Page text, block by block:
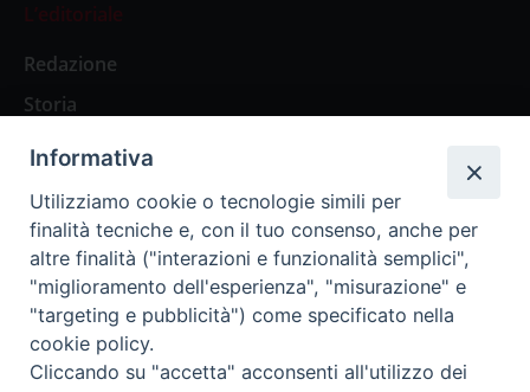
L’editoriale
Redazione
Storia
Abbonamenti
Abbonamento Annuale Digitale
Abbonamento Annuale Cartaceo
Abbonamento Singola Copia Digitale
Informativa
Utilizziamo cookie o tecnologie simili per
finalità tecniche e, con il tuo consenso, anche per
altre finalità ("interazioni e funzionalità semplici",
"miglioramento dell'esperienza", "misurazione" e
"targeting e pubblicità") come specificato nella
cookie policy.
Cliccando su "accetta" acconsenti all'utilizzo dei